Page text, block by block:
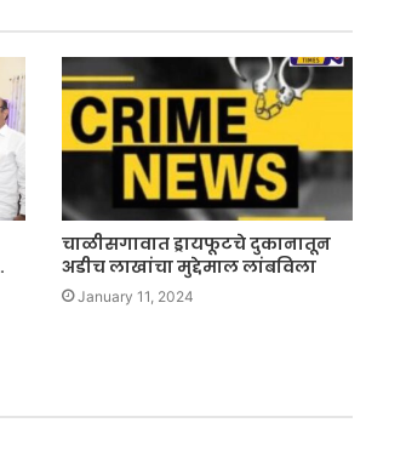
चाळीसगावात ड्रायफूटचे दुकानातून
अडीच लाखांचा मुद्देमाल लांबविला
January 11, 2024